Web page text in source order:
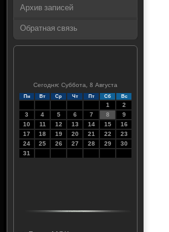
Архив записей
Обратная связь
Сегодня: Суббота, 8 Августа
Пн Вт Ср Чт Пт Сб Вс
1
2
3
4 5 6 7 8
9
10
11 12 13 14 15
16
17
18 19 20 21 22
23
24
25 26 27 28 29
30
31